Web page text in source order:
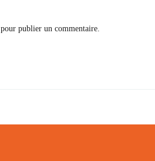
pour publier un commentaire.